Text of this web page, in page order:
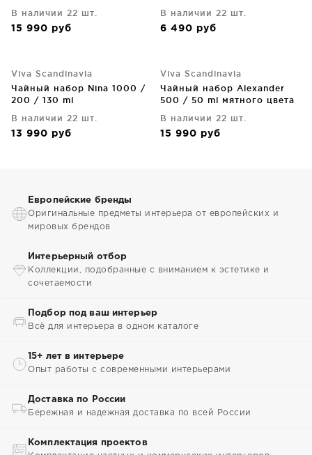
В наличии 22 шт.
15 990 руб
В наличии 22 шт.
6 490 руб
Viva Scandinavia
Чайный набор Nina 1000 /
200 / 130 ml
В наличии 22 шт.
13 990 руб
Viva Scandinavia
Чайный набор Alexander
500 / 50 ml мятного цвета
В наличии 22 шт.
15 990 руб
Европейские бренды
Оригинальные предметы интерьера от европейских и
мировых брендов
Интерьерный отбор
Коллекции, подобранные с вниманием к эстетике и
сочетаемости
Подбор под ваш интерьер
Всё для интерьера в одном каталоге
15+ лет в интерьере
Опыт работы с современными интерьерами
Доставка по России
Бережная и надежная доставка по всей России
Комплектация проектов